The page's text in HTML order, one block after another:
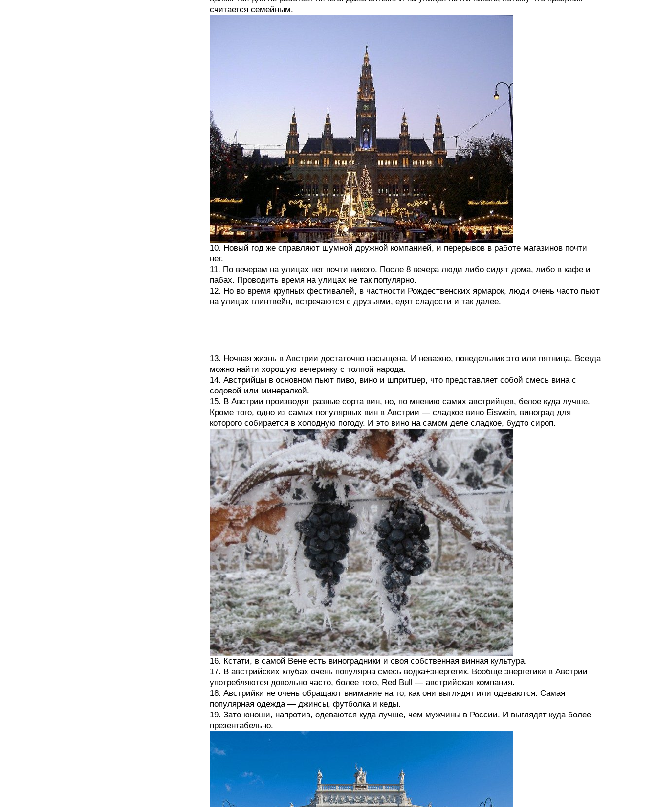
считается семейным.
10. Новый год же справляют шумной дружной компанией, и перерывов в работе магазинов почти
нет.
11. По вечерам на улицах нет почти никого. После 8 вечера люди либо сидят дома, либо в кафе и
пабах. Проводить время на улицах не так популярно.
12. Но во время крупных фестивалей, в частности Рождественских ярмарок, люди очень часто пьют
на улицах глинтвейн, встречаются с друзьями, едят сладости и так далее.
13. Ночная жизнь в Австрии достаточно насыщена. И неважно, понедельник это или пятница. Всегда
можно найти хорошую вечеринку с толпой народа.
14. Австрийцы в основном пьют пиво, вино и шпритцер, что представляет собой смесь вина с
содовой или минералкой.
15. В Австрии производят разные сорта вин, но, по мнению самих австрийцев, белое куда лучше.
Кроме того, одно из самых популярных вин в Австрии — сладкое вино Eiswein, виноград для
которого собирается в холодную погоду. И это вино на самом деле сладкое, будто сироп.
16. Кстати, в самой Вене есть виноградники и своя собственная винная культура.
17. В австрийских клубах очень популярна смесь водка+энергетик. Вообще энергетики в Австрии
употребляются довольно часто, более того, Red Bull — австрийская компания.
18. Австрийки не очень обращают внимание на то, как они выглядят или одеваются. Самая
популярная одежда — джинсы, футболка и кеды.
19. Зато юноши, напротив, одеваются куда лучше, чем мужчины в России. И выглядят куда более
презентабельно.